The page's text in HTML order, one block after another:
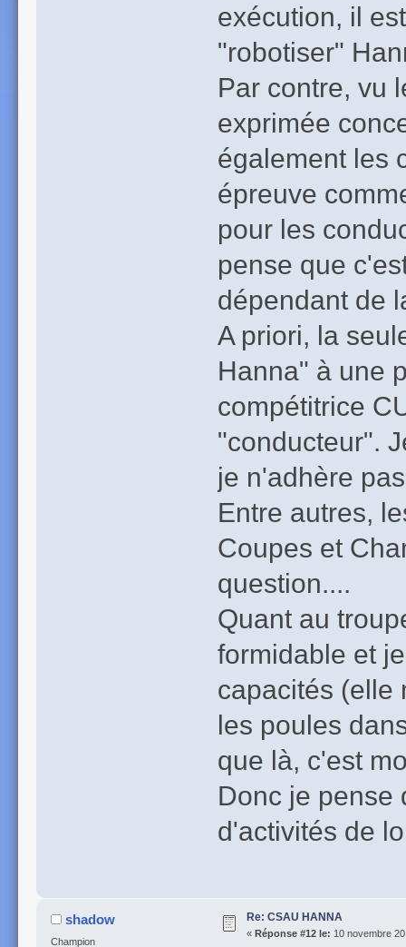
exécution, il
"robotiser"
Par contre, vu
exprimée
également les
épreuve
pour les
pense que
dépendant de
A priori, la
Hanna" à une
compétitrice
"conducteur".
je n'adhère
Entre autres,
Coupes et
question....
Quant au
formidable et
capacités (elle
les poules
que là, c'est
Donc je pense
d'activités de
shadow
Champion
Re: CSAU HANNA
« Réponse #12 le: 10 novembre